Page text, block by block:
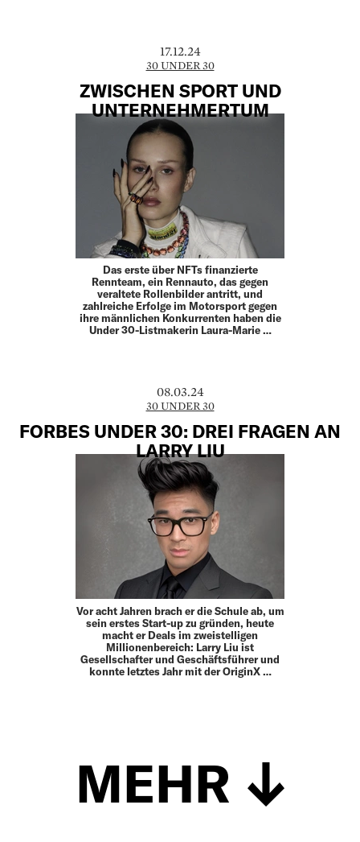
17.12.24
30 UNDER 30
ZWISCHEN SPORT UND
UNTERNEHMERTUM
Das erste über NFTs finanzierte
Rennteam, ein Rennauto, das gegen
veraltete Rollenbilder antritt, und
zahlreiche Erfolge im Motorsport gegen
ihre männlichen Konkurrenten haben die
Under 30-Listmakerin Laura-Marie …
08.03.24
30 UNDER 30
FORBES UNDER 30: DREI FRAGEN AN
LARRY LIU
Vor acht Jahren brach er die Schule ab, um
sein erstes Start-up zu gründen, heute
macht er Deals im zweistelligen
Millionenbereich: Larry Liu ist
Gesellschafter und Geschäftsführer und
konnte letztes Jahr mit der OriginX …
MEHR